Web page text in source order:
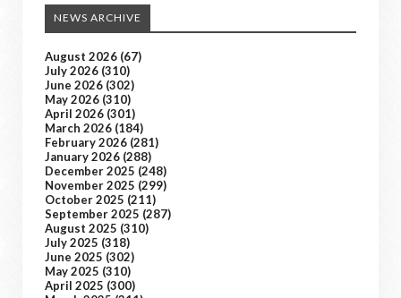
NEWS ARCHIVE
August 2026 (67)
July 2026 (310)
June 2026 (302)
May 2026 (310)
April 2026 (301)
March 2026 (184)
February 2026 (281)
January 2026 (288)
December 2025 (248)
November 2025 (299)
October 2025 (211)
September 2025 (287)
August 2025 (310)
July 2025 (318)
June 2025 (302)
May 2025 (310)
April 2025 (300)